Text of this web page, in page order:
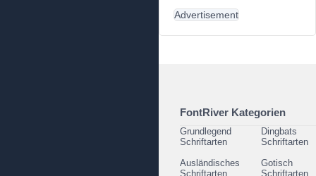
Advertisement
FontRiver Kategorien
Grundlegend
Schriftarten
Dingbats
Schriftarten
Ausländisches
Schriftarten
Gotisch
Schriftarten